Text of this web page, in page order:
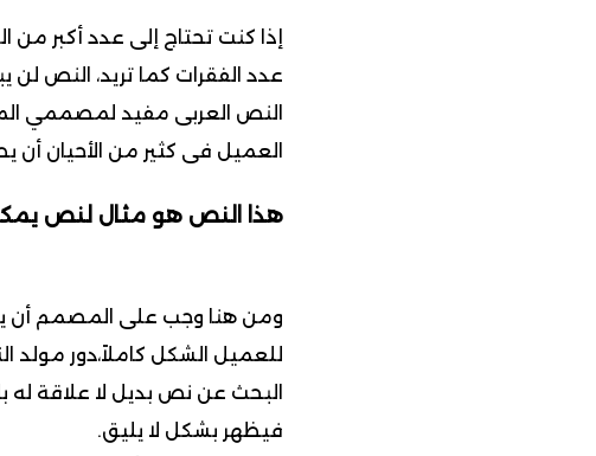
إذا كنت تحتاج إلى عدد أكبر من
عدد الفقرات كما تريد، النص
النص العربى مفيد لمصممي
العميل فى كثير من الأحيان
هذا النص هو مثال لنص
ومن هنا وجب على المصمم أن
للعميل الشكل كاملاً،دور مولد
البحث عن نص بديل لا علاقة
فيظهر بشكل لا يليق.